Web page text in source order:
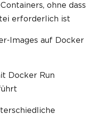
ohne dass
erforderlich ist
Images auf Docker
Docker Run